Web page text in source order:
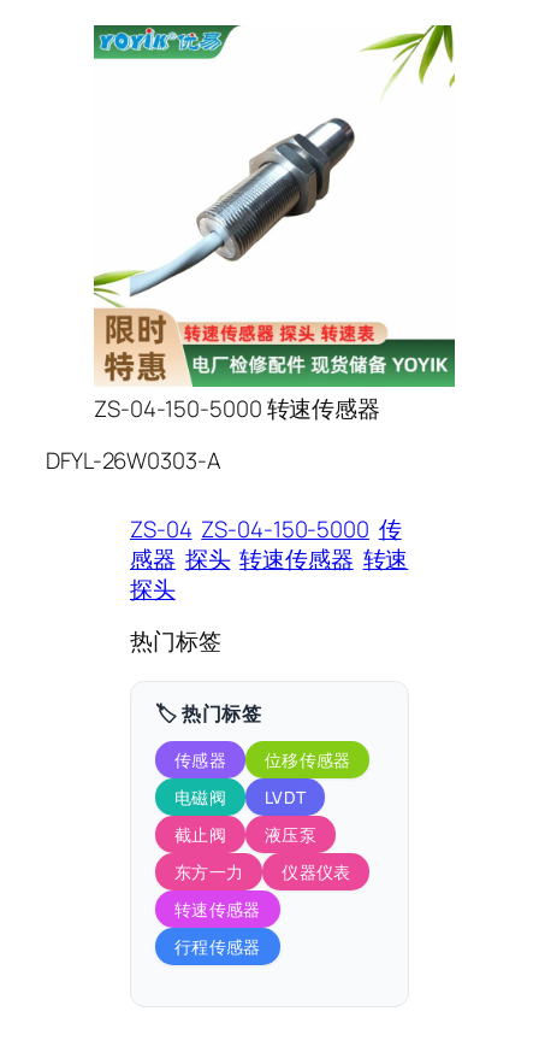
ZS-04-150-5000 转速传感器
DFYL-26W0303-A
ZS-04 ZS-04-150-5000 传
感器 探头 转速传感器 转速
探头
热门标签
🏷️ 热门标签
传感器
位移传感器
电磁阀
LVDT
截止阀
液压泵
东方一力
仪器仪表
转速传感器
行程传感器